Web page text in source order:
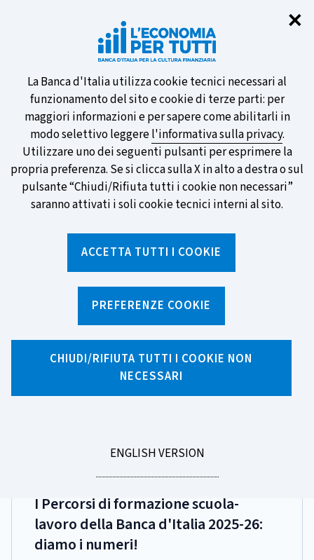
✕
Informativa
sui
cookie
La Banca d'Italia utilizza cookie tecnici necessari al
funzionamento del sito e cookie di terze parti: per
maggiori informazioni e per sapere come abilitarli in
modo selettivo leggerel'informativa sulla privacy.
Utilizzare uno dei seguenti pulsanti per esprimere la
propria preferenza. Se si clicca sulla X in alto a destra o sul
pulsante “Chiudi/Rifiuta tutti i cookie non necessari”
saranno attivati i soli cookie tecnici interni al sito.
ACCETTA TUTTI I COOKIE
PREFERENZE COOKIE
CHIUDI/RIFIUTA TUTTI I COOKIE NON
NECESSARI
GO
ENGLISH VERSION
Partecipa al sondaggio della BCE
sulle nuove banconote e vota la tua
preferita!
SCOPRI DI PIÙ
Ricerca per tag
8 risultati di ricerca per tag "Formazione Scuola-
PUBBLICAZIONE:
21 LUGLIO 2026
I Percorsi di formazione scuola-
lavoro della Banca d'Italia 2025-26:
diamo i numeri!